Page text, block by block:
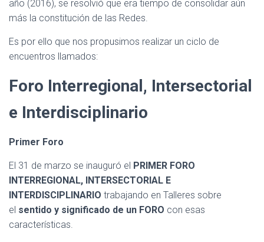
E
año (2016), se resolvió que era tiempo de consolidar aún
más la constitución de las Redes.
Es por ello que nos propusimos realizar un ciclo de
encuentros llamados:
Foro Interregional, Intersectorial
e Interdisciplinario
Primer Foro
El 31 de marzo se inauguró el PRIMER FORO
INTERREGIONAL, INTERSECTORIAL E
INTERDISCIPLINARIO trabajando en Talleres sobre
el sentido y significado de un FORO con esas
características.